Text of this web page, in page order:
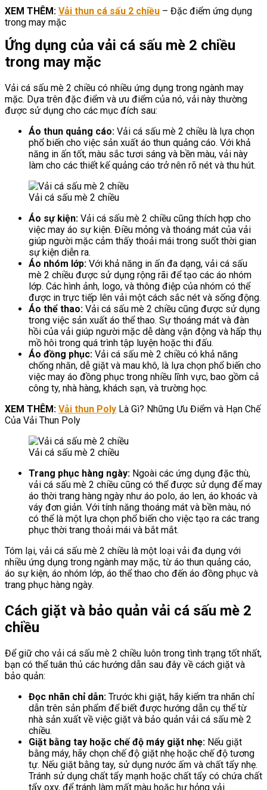
XEM THÊM: Vải thun cá sấu 2 chiều – Đặc điểm ứng dụng
trong may mặc
Ứng dụng của vải cá sấu mè 2 chiều
trong may mặc
Vải cá sấu mè 2 chiều có nhiều ứng dụng trong ngành may
mặc. Dựa trên đặc điểm và ưu điểm của nó, vải này thường
được sử dụng cho các mục đích sau:
Áo thun quảng cáo: Vải cá sấu mè 2 chiều là lựa chọn
phổ biến cho việc sản xuất áo thun quảng cáo. Với khả
năng in ấn tốt, màu sắc tươi sáng và bền màu, vải này
làm cho các thiết kế quảng cáo trở nên rõ nét và thu hút.
Vải cá sấu mè 2 chiều
Áo sự kiện: Vải cá sấu mè 2 chiều cũng thích hợp cho
việc may áo sự kiện. Điều mỏng và thoáng mát của vải
giúp người mặc cảm thấy thoải mái trong suốt thời gian
sự kiện diễn ra.
Áo nhóm lớp: Với khả năng in ấn đa dạng, vải cá sấu
mè 2 chiều được sử dụng rộng rãi để tạo các áo nhóm
lớp. Các hình ảnh, logo, và thông điệp của nhóm có thể
được in trực tiếp lên vải một cách sắc nét và sống động.
Áo thể thao: Vải cá sấu mè 2 chiều cũng được sử dụng
trong việc sản xuất áo thể thao. Sự thoáng mát và đàn
hồi của vải giúp người mặc dễ dàng vận động và hấp thụ
mồ hôi trong quá trình tập luyện hoặc thi đấu.
Áo đồng phục: Vải cá sấu mè 2 chiều có khả năng
chống nhăn, dễ giặt và mau khô, là lựa chọn phổ biến cho
việc may áo đồng phục trong nhiều lĩnh vực, bao gồm cả
công ty, nhà hàng, khách sạn, và trường học.
XEM THÊM: Vải thun Poly Là Gì? Những Ưu Điểm và Hạn Chế
Của Vải Thun Poly
Vải cá sấu mè 2 chiều
Trang phục hàng ngày: Ngoài các ứng dụng đặc thù,
vải cá sấu mè 2 chiều cũng có thể được sử dụng để may
áo thời trang hàng ngày như áo polo, áo len, áo khoác và
váy đơn giản. Với tính năng thoáng mát và bền màu, nó
có thể là một lựa chọn phổ biến cho việc tạo ra các trang
phục thời trang thoải mái và bắt mắt.
Tóm lại, vải cá sấu mè 2 chiều là một loại vải đa dụng với
nhiều ứng dụng trong ngành may mặc, từ áo thun quảng cáo,
áo sự kiện, áo nhóm lớp, áo thể thao cho đến áo đồng phục và
trang phục hàng ngày.
Cách giặt và bảo quản vải cá sấu mè 2
chiều
Để giữ cho vải cá sấu mè 2 chiều luôn trong tình trạng tốt nhất,
bạn có thể tuân thủ các hướng dẫn sau đây về cách giặt và
bảo quản:
Đọc nhãn chỉ dẫn: Trước khi giặt, hãy kiểm tra nhãn chỉ
dẫn trên sản phẩm để biết được hướng dẫn cụ thể từ
nhà sản xuất về việc giặt và bảo quản vải cá sấu mè 2
chiều.
Giặt bằng tay hoặc chế độ máy giặt nhẹ: Nếu giặt
bằng máy, hãy chọn chế độ giặt nhẹ hoặc chế độ tương
tự. Nếu giặt bằng tay, sử dụng nước ấm và chất tẩy nhẹ.
Tránh sử dụng chất tẩy mạnh hoặc chất tẩy có chứa chất
tẩy oxy, để tránh làm mất màu hoặc hư hỏng vải.